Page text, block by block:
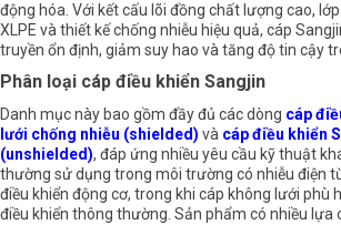
động hóa. Với kết cấu lõi đồng chất lượng cao,
XLPE và thiết kế chống nhiễu hiệu quả, cáp
truyền ổn định, giảm suy hao và tăng độ tin cậy
Phân loại cáp điều khiển Sangjin
Danh mục này bao gồm đầy đủ các dòng cáp
lưới chống nhiễu (shielded) và cáp điều khiển
(unshielded), đáp ứng nhiều yêu cầu kỹ thuật
thường sử dụng trong môi trường có nhiễu điện
điều khiển động cơ, trong khi cáp không lưới phù
điều khiển thông thường. Sản phẩm có nhiều lựa